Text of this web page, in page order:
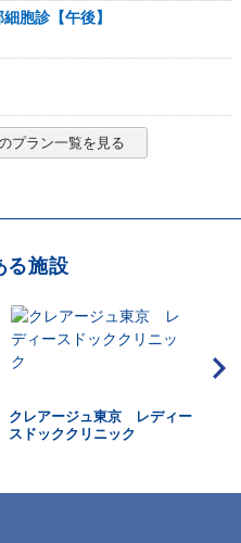
胞診【午後】
プラン一覧を見る
る施設
クレアージュ東京 レディー
スドッククリニック